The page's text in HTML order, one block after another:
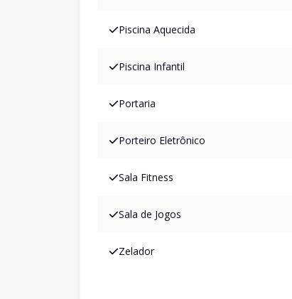
Piscina Aquecida
Piscina Infantil
Portaria
Porteiro Eletrônico
Sala Fitness
Sala de Jogos
Zelador